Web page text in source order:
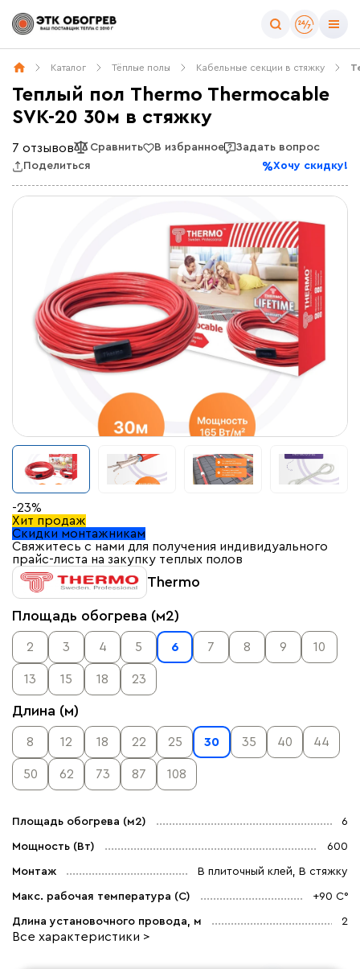
Каталог Тёплые полы Кабельные секции в стяжку
Теплый пол Thermo Thermocable
SVK-20 30м в стяжку
7 отзывов Сравнить В избранное
Задать вопрос
Поделиться
Хочу скидку!
-23%
Хит продаж
Скидки монтажникам
Свяжитесь с нами для получения индивидуального
прайс-листа на закупку теплых полов
Thermo
Площадь обогрева (м2)
2 3 4 5 6 7 8 9 10
13 15 18 23
Длина (м)
8 12 18 22 25 30 35 40 44
50 62 73 87 108
Площадь обогрева (м2) 6
Мощность (Вт) 600
Монтаж В плиточный клей, В стяжку
Макс. рабочая температура (C) +90 С°
Длина установочного провода, м 2
Все характеристики >